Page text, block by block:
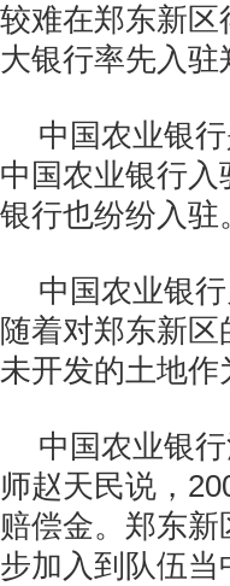
较难在郑东新
大银行率先入驻
中国农业银
中国农业银行
银行也纷纷入驻
中国农业银
随着对郑东新
未开发的土地
中国农业银
师赵天民说，
赔偿金。郑东
步加入到队伍